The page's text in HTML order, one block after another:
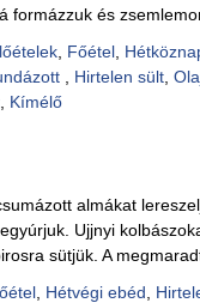
formázzuk és
, Főétel,
Hirtelen sült,
Kímélő
almákat
Ujjnyi
sütjük. A
, Hétvégi ebéd